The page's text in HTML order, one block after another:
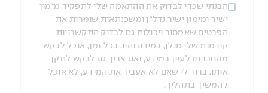
הבנתי שכדי לבדוק את ההתאמה שלי לתפקיד מימון
ישיר ומימון ישיר נדל"ן ומשכנתאות שומרות את
הפרטים שאמסור ויכולות גם לבדוק התקשרויות
קודמות שלי מולן, במידה והיו. בכל זמן, אוכל לבקש
מהחברות לעיין במידע, ואם צריך גם לבקש לתקן
אותו. ברור לי שאם לא אעביר את המידע, לא אוכל
להמשיך בתהליך.